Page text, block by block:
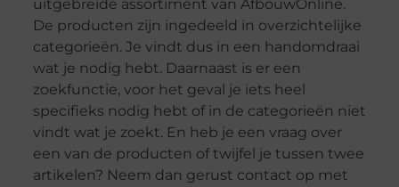
uitgebreide assortiment van AfbouwOnline.
De producten zijn ingedeeld in overzichtelijke
categorieën. Je vindt dus in een handomdraai
wat je nodig hebt. Daarnaast is er een
zoekfunctie, voor het geval je iets heel
specifieks nodig hebt of in de categorieën niet
vindt wat je zoekt. En heb je een vraag over
een van de producten of twijfel je tussen twee
artikelen? Neem dan gerust contact op met